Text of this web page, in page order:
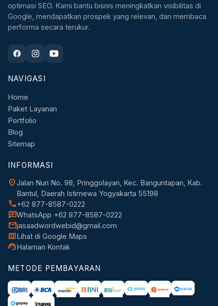
optimasi SEO. Kami bantu bisnis meningkatkan visibilitas di
Google, mendapatkan prospek yang relevan, dan membaca
performa secara terukur.
NAVIGASI
Home
Paket Layanan
Portfolio
Blog
Sitemap
INFORMASI
location_onJalan Nuri No. 98, Pringgolayan, Kec. Banguntapan, Kab.
Bantul, Daerah Istimewa Yogyakarta 55198
call+62 877-8587-0222
chatWhatsApp +62 877-8587-0222
mailjasaadwordwebid@gmail.com
mapLihat di Google Maps
support_agentHalaman Kontak
METODE PEMBAYARAN